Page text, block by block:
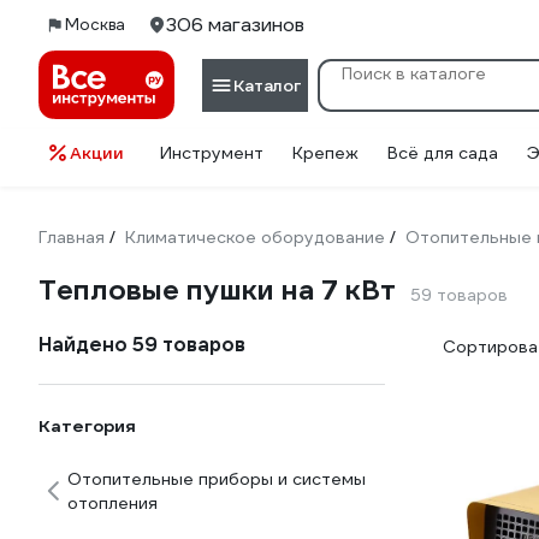
Москва 306 магазинов
Каталог
Акции Инструмент Крепеж Всё для сада
Главная / Климатическое оборудование / Отопительные
Тепловые пушки на 7 кВт 59 товаров
Найдено 59 товаров
Категория
Отопительные приборы и системы
отопления